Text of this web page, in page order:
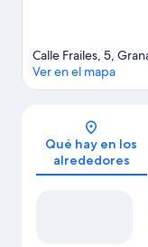
Calle Frailes, 5,
Ver en el mapa
Qué hay en los
alrededores